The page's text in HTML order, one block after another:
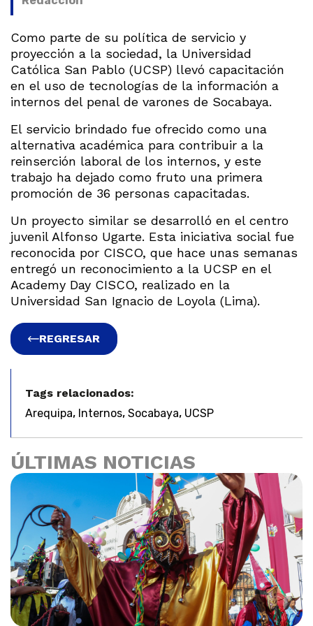
Como parte de su política de servicio y
proyección a la sociedad, la Universidad
Católica San Pablo (UCSP) llevó capacitación
en el uso de tecnologías de la información a
internos del penal de varones de Socabaya.
El servicio brindado fue ofrecido como una
alternativa académica para contribuir a la
reinserción laboral de los internos, y este
trabajo ha dejado como fruto una primera
promoción de 36 personas capacitadas.
Un proyecto similar se desarrolló en el centro
juvenil Alfonso Ugarte. Esta iniciativa social fue
reconocida por CISCO, que hace unas semanas
entregó un reconocimiento a la UCSP en el
Academy Day CISCO, realizado en la
Universidad San Ignacio de Loyola (Lima).
REGRESAR
Tags relacionados:
Arequipa, Internos, Socabaya, UCSP
ÚLTIMAS NOTICIAS